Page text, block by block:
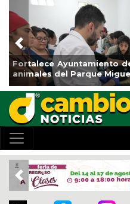
de Veracruz el cuidado
Ángel de Quevedo
Previous
Previous